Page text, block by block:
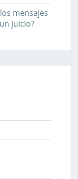
mensajes
juicio?